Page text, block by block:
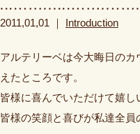
2011,01,01 ｜ Introduction
アルテリーベは今大晦日の
えたところです。
皆様に喜んでいただけて嬉し
皆様の笑顔と喜びが私達全員